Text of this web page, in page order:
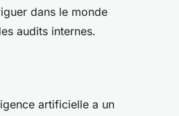
dans le monde
audits internes.
artificielle a un